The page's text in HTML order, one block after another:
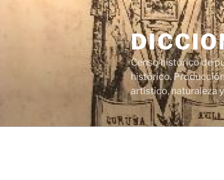
Censo histórico de
histórico.
artístico, naturaleza